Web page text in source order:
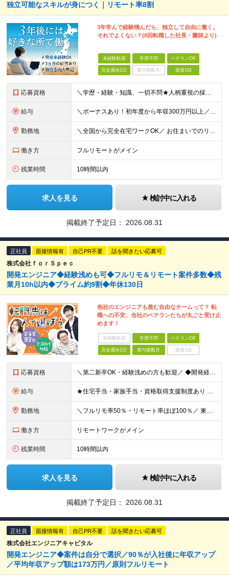
独立可能なスキルが身につく｜リモート率8割
3年学んで経験積んだら、独立して自由に働く。
それでよくない？(8回転職した社長・圖師より)
未経験歓迎 学歴不問 ベテランOK
完全週休2日 賞与複数月 面接1回
応募資格 ＼学歴・経験・知識、一切不問★人柄重視の採用です！／ 「好きな場所で、自由に生きるための武器が欲しい」 そんな方がゼロからスタートし、 成長して目標を実現するためのサポートをします！ ■学歴不問
給与 ＼ボーナスあり！初年度から年収300万円以上／ ■月給25万円～35万円＋残業代全額支給＋各種手当＋賞与年1回 ◎経験・年齢・スキルなどを考慮し、できるだけ優遇します ◎試用期間中(3カ月)は契約社
勤務地 ＼全国から完全在宅ワークOK／ お住まいでのリモートワーク、または首都圏（東京・神奈川・埼玉・千葉）・大阪のプロジェクト先での勤務となります。 ★転勤はありません ★現在は80％以上が在宅勤務となっ
働き方 フルリモートがメイン
残業時間 10時間以内
求人を見る 検討中に入れる
掲載終了予定日： 2026.08.31
正社員 面接情報有 自己PR不要 話を聞きたい応募可
株式会社ｆｏｒＳｐｅｃ
開発エンジニア◆経験浅めも可◆フルリモ＆リモート案件多数◆残
業月10h以内◆プライム約9割◆年休130日
他社のエンジニアも羨む自由なチームって？ 転
職への不安、当社のベテランたちが丸ごと受け止
めます！
未経験歓迎 学歴不問 ベテランOK
完全週休2日 賞与複数月 面接1回
応募資格 ＼第二新卒OK・経験浅めの方も歓迎／ ◆開発経験が2年以上ある方（言語不問） ◆学歴不問 ～こんな方におすすめです～ ◇好きな技術や上流工程にチャレンジしたい ◇チームの仲間とコミュニケーションを取
給与 ★住宅手当・家族手当・資格取得支援制度あり ★前職より平均20％以上の年収UP実績あり！ 月給30万円～60万円＋各種手当＋賞与年2回 ※経験などを考慮し決定いたします。 ※上記には固定残業代（3
勤務地 ＼フルリモ率50％・リモート率ほぼ100％／ 東京オフィスまたは都内のプロジェクト先での勤務となります。 【東京オフィス】 東京都千代田区神田須田町1-5 KSビル9F ＼リモートでもコミュニケー
働き方 リモートワークがメイン
残業時間 10時間以内
求人を見る 検討中に入れる
掲載終了予定日： 2026.08.31
正社員 面接情報有 自己PR不要 話を聞きたい応募可
株式会社エンジニアキャピタル
開発エンジニア◆案件は自分で選択／90％が入社後に年収アップ
／平均年収アップ額は173万円／原則フルリモート